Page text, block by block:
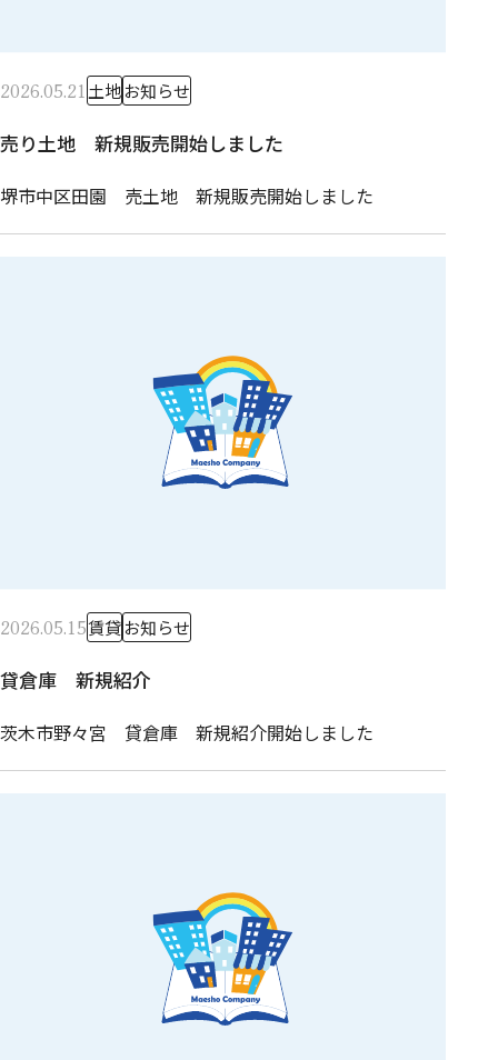
2026.05.21 土地お知らせ
売り土地 新規販売開始しました
堺市中区田園 売土地 新規販売開始しました
2026.05.15賃貸お知らせ
貸倉庫 新規紹介
茨木市野々宮 貸倉庫 新規紹介開始しました